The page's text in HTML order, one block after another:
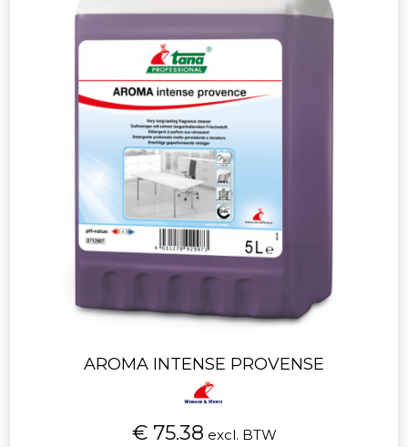
AROMA INTENSE PROVENSE
€ 75.38 excl. BTW